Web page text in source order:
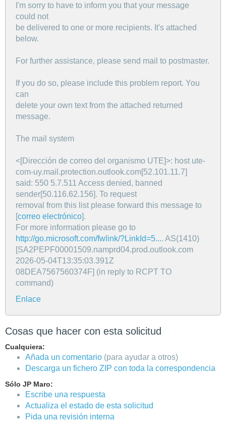
I'm sorry to have to inform you that your message
could not
be delivered to one or more recipients. It's attached
below.
For further assistance, please send mail to postmaster.
If you do so, please include this problem report. You
can
delete your own text from the attached returned
message.
The mail system
<[Dirección de correo del organismo UTE]>: host ute-
com-uy.mail.protection.outlook.com[52.101.11.7]
said: 550 5.7.511 Access denied, banned
sender[50.116.62.156]. To request
removal from this list please forward this message to
[correo electrónico].
For more information please go to
http://go.microsoft.com/fwlink/?LinkId=5.... AS(1410)
[SA2PEPF00001509.namprd04.prod.outlook.com
2026-05-04T13:35:03.391Z
08DEA7567560374F] (in reply to RCPT TO
command)
Enlace
Cosas que hacer con esta solicitud
Cualquiera:
Añada un comentario (para ayudar a otros)
Descarga un fichero ZIP con toda la correspondencia
Sólo JP Maro:
Escribe una respuesta
Actualiza el estado de esta solicitud
Pida una revisión interna